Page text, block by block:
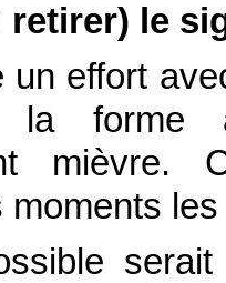
retirer) le
un effort
la forme
mièvre.
moments